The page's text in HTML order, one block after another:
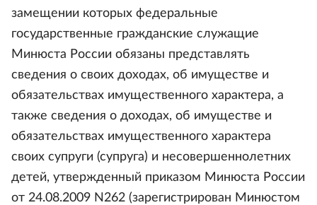
замещении которых федеральные
государственные гражданские служащие
Минюста России обязаны представлять
сведения о своих доходах, об имуществе и
обязательствах имущественного характера, а
также сведения о доходах, об имуществе и
обязательствах имущественного характера
своих супруги (супруга) и несовершеннолетних
детей, утвержденный приказом Минюста России
от 24.08.2009 N262 (зарегистрирован Минюстом